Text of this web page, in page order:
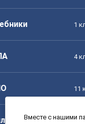
1
4
11
уроки 1
Вместе с нашими